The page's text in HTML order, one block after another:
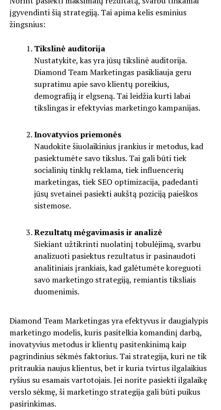
įgyvendinti šią strategiją. Tai apima kelis esminius
žingsnius:
Tikslinė auditorija
Nustatykite, kas yra jūsų tikslinė auditorija.
Diamond Team Marketingas pasikliauja geru
supratimu apie savo klientų poreikius,
demografiją ir elgseną. Tai leidžia kurti labai
tikslingas ir efektyvias marketingo kampanijas.
Inovatyvios priemonės
Naudokite šiuolaikinius įrankius ir metodus, kad
pasiektumėte savo tikslus. Tai gali būti tiek
socialinių tinklų reklama, tiek influencerių
marketingas, tiek SEO optimizacija, padedanti
jūsų svetainei pasiekti aukštą poziciją paieškos
sistemose.
Rezultatų mėgavimasis ir analizė
Siekiant užtikrinti nuolatinį tobulėjimą, svarbu
analizuoti pasiektus rezultatus ir pasinaudoti
analitiniais įrankiais, kad galėtumėte koreguoti
savo marketingo strategiją, remiantis tiksliais
duomenimis.
Diamond Team Marketingas yra efektyvus ir daugialypis
marketingo modelis, kuris pasitelkia komandinį darbą,
inovatyvius metodus ir klientų pasitenkinimą kaip
pagrindinius sėkmės faktorius. Tai strategija, kuri ne tik
pritraukia naujus klientus, bet ir kuria tvirtus ilgalaikius
ryšius su esamais vartotojais. Jei norite pasiekti ilgalaikę
verslo sėkmę, ši marketingo strategija gali būti puikus
pasirinkimas.